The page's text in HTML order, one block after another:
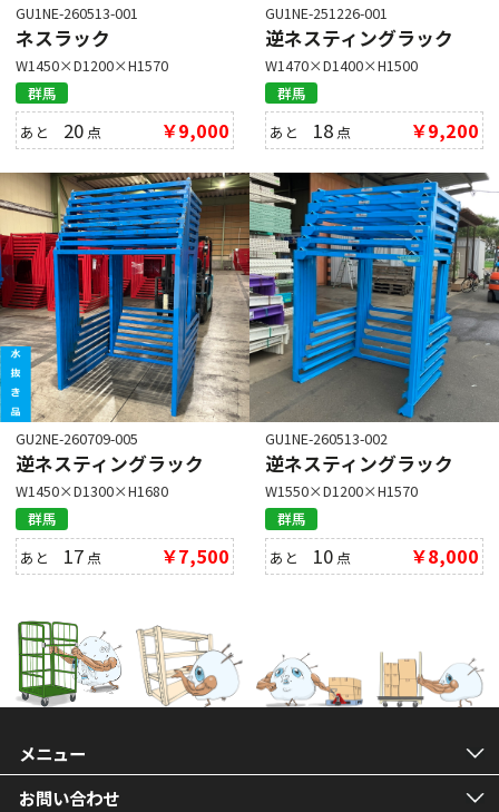
GU1NE-260513-001
ネスラック
W1450×D1200×H1570
群馬
あと 20 点 ￥9,000
GU1NE-251226-001
逆ネスティングラック
W1470×D1400×H1500
群馬
あと 18 点 ￥9,200
GU2NE-260709-005
逆ネスティングラック
W1450×D1300×H1680
群馬
あと 17 点 ￥7,500
GU1NE-260513-002
逆ネスティングラック
W1550×D1200×H1570
群馬
あと 10 点 ￥8,000
メニュー
お問い合わせ